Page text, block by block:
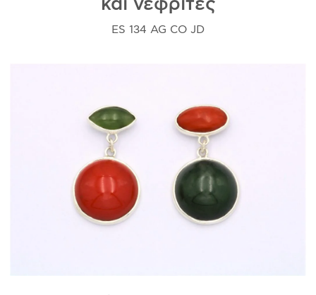
ΔΗΜΟΣΙΕΎΣΕΙΣ
ΕΠΙΚΟΙΝΩΝΊΑ
Ο ΛΟΓΑΡΙΑΣΜΌΣ ΜΟΥ
ΚΑΛΆΘΙ ΑΓΟΡΏΝ
και νεφρίτες
ES 134 AG CO JD